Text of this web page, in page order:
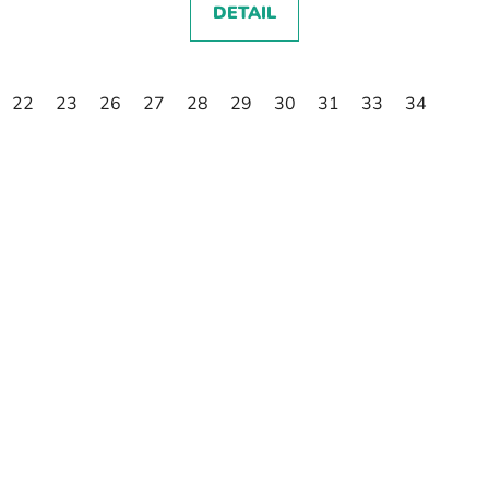
DETAIL
22 23 26 27 28 29 30 31 33 34